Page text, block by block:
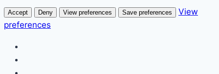
Accept Deny View preferences Save preferences
View
preferences